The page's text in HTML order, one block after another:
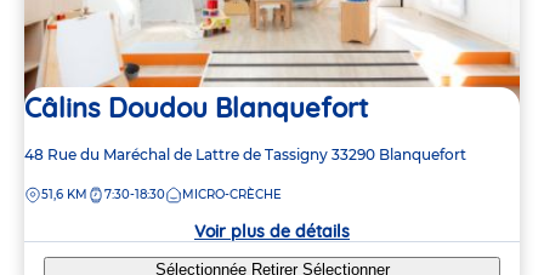
Câlins Doudou Blanquefort
Adresse
la
48 Rue du Maréchal de Lattre de Tassigny 33290 Blanquefort
DISTANCE
51,6 KM 7:30-18:30 MICRO-CRÈCHE
Voir plus de détails
Sélectionnée Retirer Sélectionner